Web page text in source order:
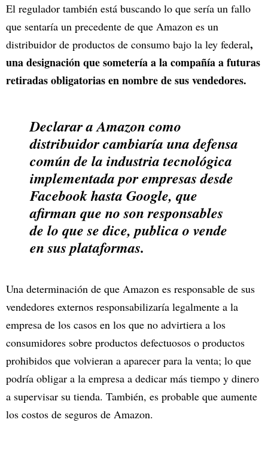
El regulador también está buscando lo que sería un fallo
que sentaría un precedente de que Amazon es un
distribuidor de productos de consumo bajo la ley federal,
una designación que sometería a la compañía a futuras
retiradas obligatorias en nombre de sus vendedores.
Declarar a Amazon como
distribuidor cambiaría una defensa
común de la industria tecnológica
implementada por empresas desde
Facebook hasta Google, que
afirman que no son responsables
de lo que se dice, publica o vende
en sus plataformas.
Una determinación de que Amazon es responsable de sus
vendedores externos responsabilizaría legalmente a la
empresa de los casos en los que no advirtiera a los
consumidores sobre productos defectuosos o productos
prohibidos que volvieran a aparecer para la venta; lo que
podría obligar a la empresa a dedicar más tiempo y dinero
a supervisar su tienda. También, es probable que aumente
los costos de seguros de Amazon.